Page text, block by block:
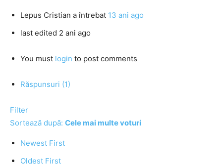
Lepus Cristian a întrebat 13 ani ago
last edited 2 ani ago
You must login to post comments
Răspunsuri (1)
Filter
Sortează după: Cele mai multe voturi
Newest First
Oldest First